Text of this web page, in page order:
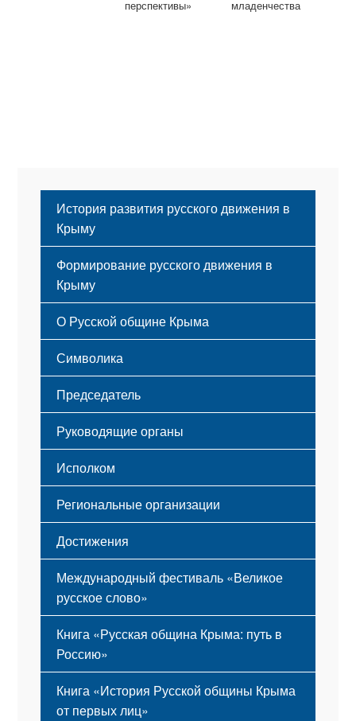
перспективы» младенчества
История развития русского движения в
Крыму
Формирование русского движения в
Крыму
Русский Крым
О Русской общине Крыма
Этапы становления
Принципы деятельности
Структура
Мероприятия
Символика
Флаг
Герб
Гимн
Председатель
Руководящие органы
Исполком
Региональные организации
Достижения
Международный фестиваль «Великое
русское слово»
Книга «Русская община Крыма: путь в
Россию»
Книга «История Русской общины Крыма
от первых лиц»